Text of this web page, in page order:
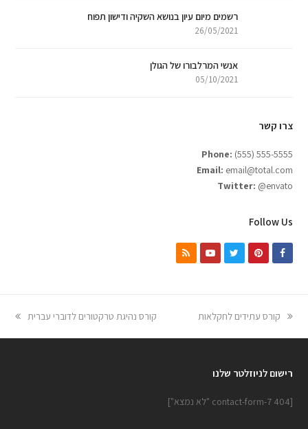
רשמים מיום עיון בנושא השקיה ודישון תפוח
26/05/2021
אנשי המרלבורו של הגולן
05/10/2021
צרו קשר
Phone: (555) 555-5555
Email: email@total.com
Twitter: @envato
Follow Us
Facebook
Pinterest
Twitter
Youtube
RSS
previous
קורס עתידים לחקלאות
next
קורס נהיגת טרקטורים לדוברי עברית
רישום לניוזלטר שלנו
[contact-form-7 404 "לא נמצא"]